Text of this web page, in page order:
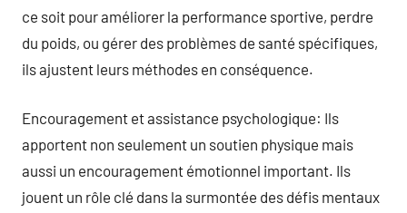
ce soit pour améliorer la performance sportive, perdre
du poids, ou gérer des problèmes de santé spécifiques,
ils ajustent leurs méthodes en conséquence.
Encouragement et assistance psychologique: Ils
apportent non seulement un soutien physique mais
aussi un encouragement émotionnel important. Ils
jouent un rôle clé dans la surmontée des défis mentaux